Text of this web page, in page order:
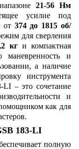
21-56 Нм
усилие под
от 374 до 1815 об/
для сверления
кг и компактная
маневренность и
а наличие
инструмента
– это сочетание
и
как для
183-LI
полную